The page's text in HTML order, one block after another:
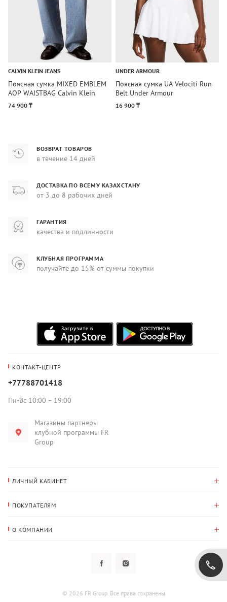
CALVIN KLEIN JEANS
Поясная сумка MIXED EMBLEM
AOP WAISTBAG Calvin Klein
Jeans
74 900 ₸
UNDER ARMOUR
Поясная сумка UA Velociti Run
Belt Under Armour
16 900 ₸
ВОЗВРАТ ТОВАРОВ
в течение 14 дней
ДОСТАВКА ПО ВСЕМУ КАЗАХСТАНУ
от 3 до 8 рабочих дней
ГАРАНТИЯ
качества и подлинности
КЛУБНАЯ ПРОГРАММА
получайте до 15% от суммы покупки
КОНТАКТ-ЦЕНТР
+77788701418
Пн-Вс 10:00 – 19:00
Магазины партнеры
клубной программы FR
Group
ЛИЧНЫЙ КАБИНЕТ
Адрес для доставки
ПОКУПАТЕЛЯМ
О КОМПАНИИ
Политика конфиденциальности
Пользовательское соглашение© 2026 FR Group. Все права сохранены